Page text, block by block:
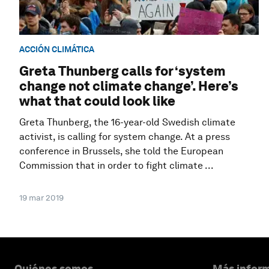
ACCIÓN CLIMÁTICA
Greta Thunberg calls for ‘system
change not climate change’. Here’s
what that could look like
Greta Thunberg, the 16-year-old Swedish climate
activist, is calling for system change. At a press
conference in Brussels, she told the European
Commission that in order to fight climate ...
19 mar 2019